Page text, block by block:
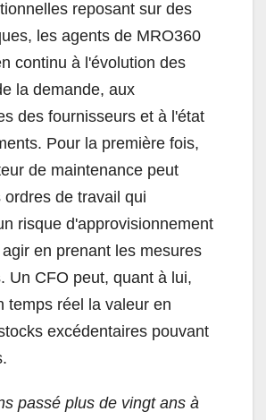
reposant sur des
les agents de MRO360
continu à l'évolution des
la demande, aux
des fournisseurs et à l'état
Pour la première fois,
de maintenance peut
ordres de travail qui
risque d'approvisionnement
en prenant les mesures
Un CFO peut, quant à lui,
temps réel la valeur en
excédentaires pouvant
passé plus de vingt ans à